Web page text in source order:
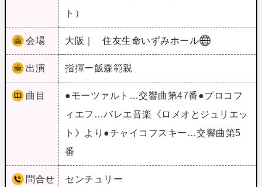
ト）
会場 大阪｜ 住友生命いずみホール
出演 指揮ー飯森範親
曲目
●モーツァルト…交響曲第47番●プロコフ
ィエフ…バレエ音楽《ロメオとジュリエッ
ト》より●チャイコフスキー…交響曲第5
番
問合せ
センチュリー